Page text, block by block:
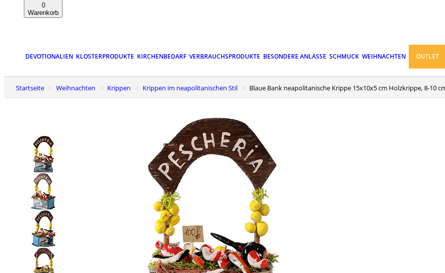
0
Warenkorb
DEVOTIONALIEN KLOSTERPRODUKTE KIRCHENBEDARF VERBRAUCHSPRODUKTE BESONDERE ANLÄSSE SCHMUCK WEIHNACHTEN OUTLET
Startseite Weihnachten Krippen Krippen im neapolitanischen Stil Blaue Bank neapolitanische Krippe 15x10x5 cm Holzkrippe, 8-10